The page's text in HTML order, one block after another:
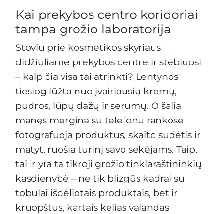
Kai prekybos centro koridoriai
tampa grožio laboratorija
Stoviu prie kosmetikos skyriaus
didžiuliame prekybos centre ir stebiuosi
– kaip čia visa tai atrinkti? Lentynos
tiesiog lūžta nuo įvairiausių kremų,
pudros, lūpų dažų ir serumų. O šalia
manęs mergina su telefonu rankose
fotografuoja produktus, skaito sudėtis ir
matyt, ruošia turinį savo sekėjams. Taip,
tai ir yra ta tikroji grožio tinklaraštininkių
kasdienybė – ne tik blizgūs kadrai su
tobulai išdėliotais produktais, bet ir
kruopštus, kartais kelias valandas